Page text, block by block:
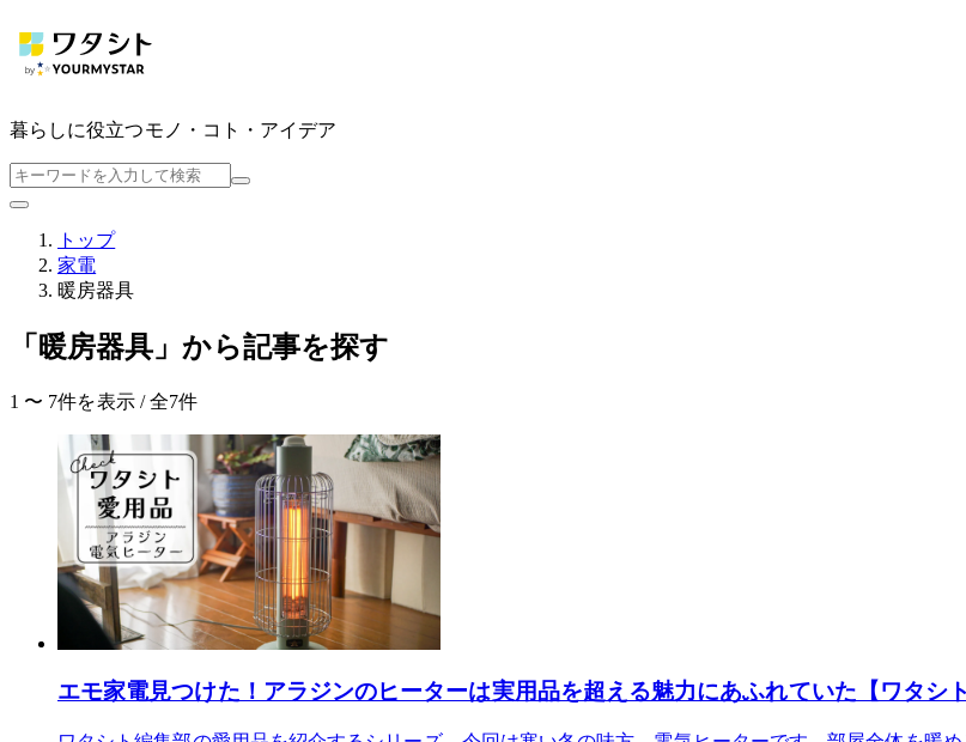
暮らしに役立つモノ・コト・アイデア
トップ
家電
暖房器具
「暖房器具」から記事を探す
1 〜 7件を表示 / 全7件
エモ家電見つけた！アラジンのヒーターは実用品を超える魅力にあふれていた【ワタシト